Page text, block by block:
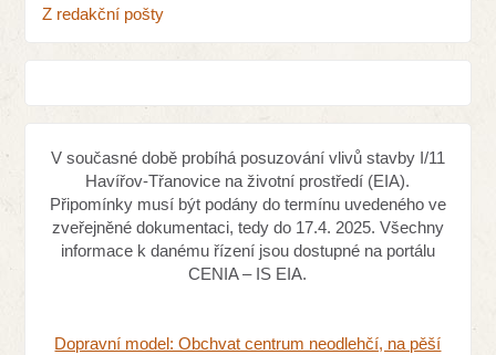
Z redakční pošty
V současné době probíhá posuzování vlivů stavby I/11
Havířov-Třanovice na životní prostředí (EIA).
Připomínky musí být podány do termínu uvedeného ve
zveřejněné dokumentaci, tedy do 17.4. 2025. Všechny
informace k danému řízení jsou dostupné na portálu
CENIA – IS EIA.
Dopravní model: Obchvat centrum neodlehčí, na pěší